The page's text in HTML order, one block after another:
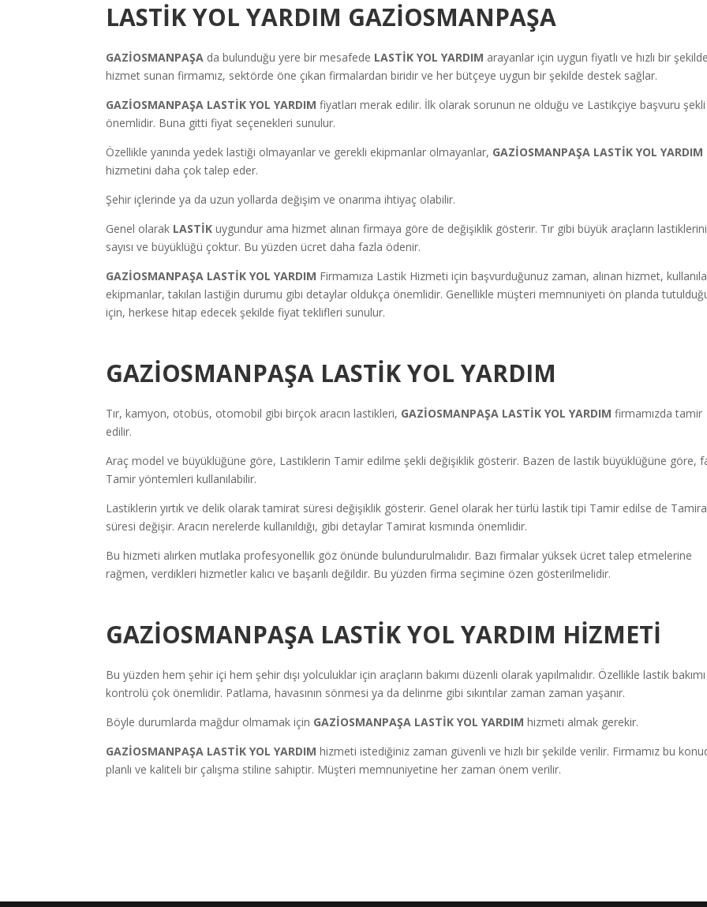
LASTİK YOL YARDIM GAZİOSMANPAŞA
GAZİOSMANPAŞA da bulunduğu yere bir mesafede LASTİK YOL YARDIM arayanlar için uygun fiyatlı ve hızlı bir
hizmet sunan firmamız, sektörde öne çıkan firmalardan biridir ve her bütçeye uygun bir şekilde destek sağlar.
GAZİOSMANPAŞA LASTİK YOL YARDIM fiyatları merak edilir. İlk olarak sorunun ne olduğu ve Lastikçiye başvuru şekli
önemlidir. Buna gitti fiyat seçenekleri sunulur.
Özellikle yanında yedek lastiği olmayanlar ve gerekli ekipmanlar olmayanlar, GAZİOSMANPAŞA LASTİK YOL YARDIM
hizmetini daha çok talep eder.
Şehir içlerinde ya da uzun yollarda değişim ve onarıma ihtiyaç olabilir.
Genel olarak LASTİK uygundur ama hizmet alınan firmaya göre de değişiklik gösterir. Tır gibi büyük araçların
sayısı ve büyüklüğü çoktur. Bu yüzden ücret daha fazla ödenir.
GAZİOSMANPAŞA LASTİK YOL YARDIM Firmamıza Lastik Hizmeti için başvurduğunuz zaman, alınan hizmet,
ekipmanlar, takılan lastiğin durumu gibi detaylar oldukça önemlidir. Genellikle müşteri memnuniyeti ön planda
için, herkese hitap edecek şekilde fiyat teklifleri sunulur.
GAZİOSMANPAŞA LASTİK YOL YARDIM
Tır, kamyon, otobüs, otomobil gibi birçok aracın lastikleri, GAZİOSMANPAŞA LASTİK YOL YARDIMfirmamızda tamir
edilir.
Araç model ve büyüklüğüne göre, Lastiklerin Tamir edilme şekli değişiklik gösterir. Bazen de lastik büyüklüğüne göre,
Tamir yöntemleri kullanılabilir.
Lastiklerin yırtık ve delik olarak tamirat süresi değişiklik gösterir. Genel olarak her türlü lastik tipi Tamir edilse de
süresi değişir. Aracın nerelerde kullanıldığı, gibi detaylar Tamirat kısmında önemlidir.
Bu hizmeti alırken mutlaka profesyonellik göz önünde bulundurulmalıdır. Bazı firmalar yüksek ücret talep etmelerine
rağmen, verdikleri hizmetler kalıcı ve başarılı değildir. Bu yüzden firma seçimine özen gösterilmelidir.
GAZİOSMANPAŞA LASTİK YOL YARDIM HİZMETİ
Bu yüzden hem şehir içi hem şehir dışı yolculuklar için araçların bakımı düzenli olarak yapılmalıdır. Özellikle lastik
kontrolü çok önemlidir. Patlama, havasının sönmesi ya da delinme gibi sıkıntılar zaman zaman yaşanır.
Böyle durumlarda mağdur olmamak için GAZİOSMANPAŞA LASTİK YOL YARDIMhizmeti almak gerekir.
GAZİOSMANPAŞA LASTİK YOL YARDIM hizmeti istediğiniz zaman güvenli ve hızlı bir şekilde verilir. Firmamız bu
planlı ve kaliteli bir çalışma stiline sahiptir. Müşteri memnuniyetine her zaman önem verilir.